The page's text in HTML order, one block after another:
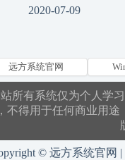
2020-07-09
远方系统官网
所有系统仅为个人学
不得用于任何商业用途
© 远方系统官网 |